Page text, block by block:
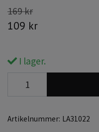
169 kr
109 kr
I lager.
Artikelnummer: LA31022